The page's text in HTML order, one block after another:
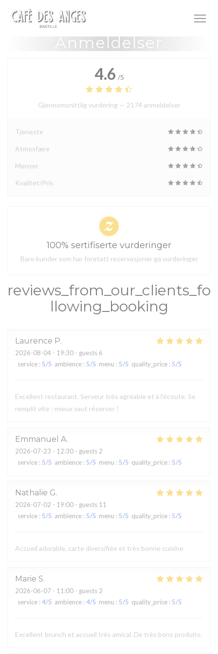
Anmeldelser
reviews_from_our_clients_fo
llowing_booking
Laurence P
2026-08-04 - 19:30 - guests 6
service : 5/5 ambience : 5/5 menu : 5/5 quality_price : 5/5
Excellent restaurant. Serveur très agréable et à l'écoute. Se
remplit vite : mieux vaut réserver !
Emmanuel A
2026-07-23 - 12:30 - guests 2
service : 5/5 ambience : 5/5 menu : 5/5 quality_price : 5/5
Nathalie G
2026-07-02 - 19:00 - guests 11
service : 5/5 ambience : 5/5 menu : 5/5 quality_price : 5/5
Accueil adorable, carte diversifiée et très bonne cuisine
Marie S
2026-06-07 - 11:00 - guests 2
service : 4/5 ambience : 4/5 menu : 5/5 quality_price : 5/5
Excellent brunch et accueil très amical. De très bons produits.
4.6 /5
Gjennomsnittlig vurdering — 2174 anmeldelser
Tjeneste
Atmosfære
Menyer
Kvalitet/Pris
100% sertifiserte vurderinger
Bare kunder som har foretatt reservasjoner ga vurderinger